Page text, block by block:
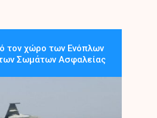
τον χώρο των Ενόπλων
Σωμάτων Ασφαλείας